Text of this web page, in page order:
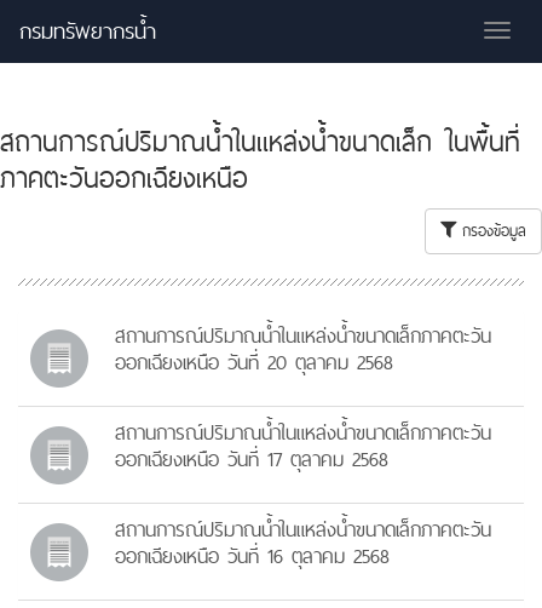
กรมทรัพยากรน้ำ
สถานการณ์ปริมาณน้ำในแหล่งน้ำขนาดเล็ก ในพื้นที่
ภาคตะวันออกเฉียงเหนือ
กรองข้อมูล
สถานการณ์ปริมาณน้ำในแหล่งน้ำขนาดเล็กภาคตะวัน
ออกเฉียงเหนือ วันที่ 20 ตุลาคม 2568
สถานการณ์ปริมาณน้ำในแหล่งน้ำขนาดเล็กภาคตะวัน
ออกเฉียงเหนือ วันที่ 17 ตุลาคม 2568
สถานการณ์ปริมาณน้ำในแหล่งน้ำขนาดเล็กภาคตะวัน
ออกเฉียงเหนือ วันที่ 16 ตุลาคม 2568